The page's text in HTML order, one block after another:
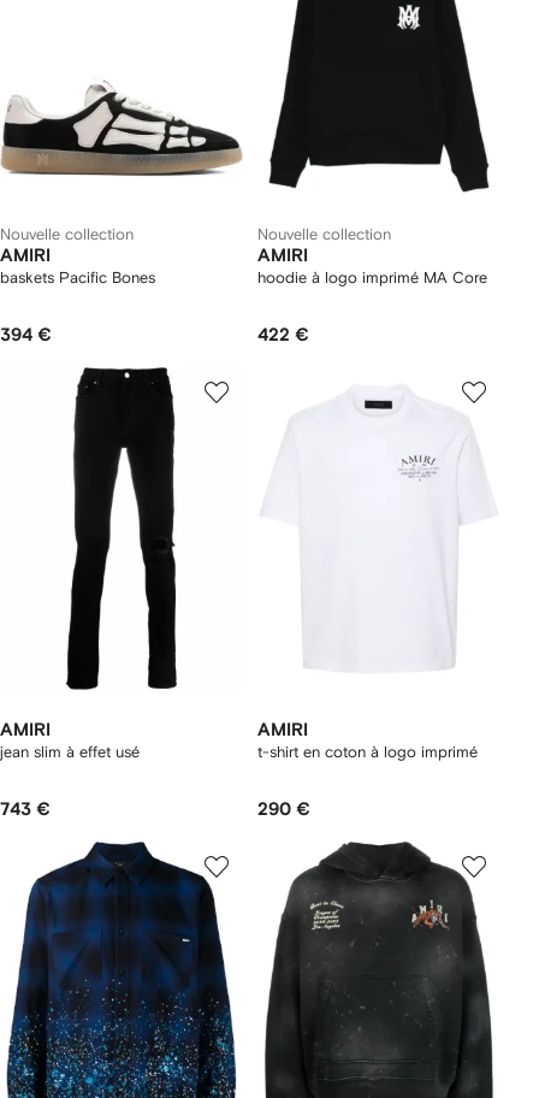
Nouvelle collection
AMIRI
baskets Pacific Bones
394 €
Nouvelle collection
AMIRI
hoodie à logo imprimé MA Core
422 €
AMIRI
jean slim à effet usé
743 €
AMIRI
t-shirt en coton à logo imprimé
290 €